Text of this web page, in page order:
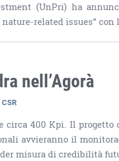
(UnPri) ha
related issues” con
nell’Agorà
circa 400 Kpi. Il
avvieranno il
misura di credibilità